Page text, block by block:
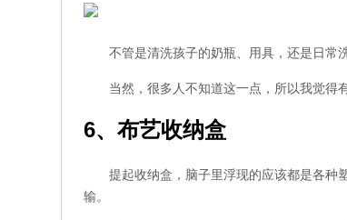
不管是清洗孩子的奶瓶、用具，还是日常
当然，很多人不知道这一点，所以我觉得
6、布艺收纳盒
提起收纳盒，脑子里浮现的应该都是各种
输。